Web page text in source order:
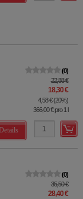
0
22,88 €
18,30 €
4,58 €(20%)
366,00 €pro 1 l
Details
0
35,50 €
28,40 €